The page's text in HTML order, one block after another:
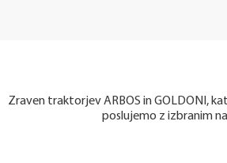
Zraven traktorjev ARBOS in GOLDONI,
poslujemo z izbranim